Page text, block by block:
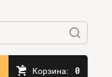
Корзина: 0